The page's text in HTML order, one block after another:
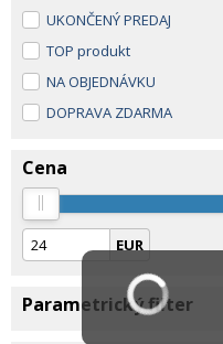
UKONČENÝ PREDAJ
TOP produkt
NA OBJEDNÁVKU
DOPRAVA ZDARMA
Cena
EUR
Parametrický filter